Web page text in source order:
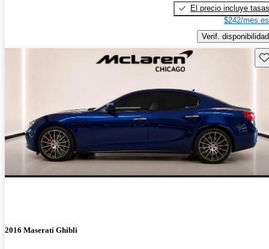
El precio incluye tasas
$242/mes
Verif. disponibilidad
2016 Maserati Ghibli